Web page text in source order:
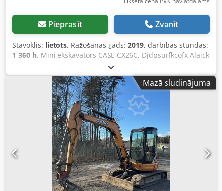
Pieprasīt Zvanīt
Stāvoklis: lietots, Ražošanas gads: 2019, darbības stundas:
1 360 h, Mini ekskavators CASE CX26C, Djdpsurfkcofx Alajck
* Ražošanas gads: 2019, * 1360 motostundas, * Apkure, *
Kondicionieris, * Gumijas kāpurķēdes, * Planēšanas lāpsta,
* Ātrā sakabe
Mazā sludinājuma